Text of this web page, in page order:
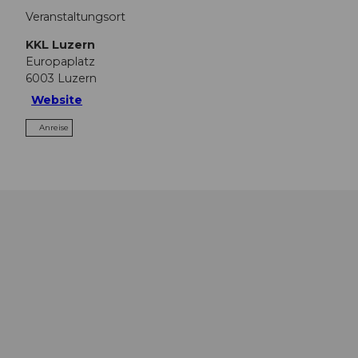
Veranstaltungsort
KKL Luzern
Europaplatz
6003 Luzern
Website
Anreise